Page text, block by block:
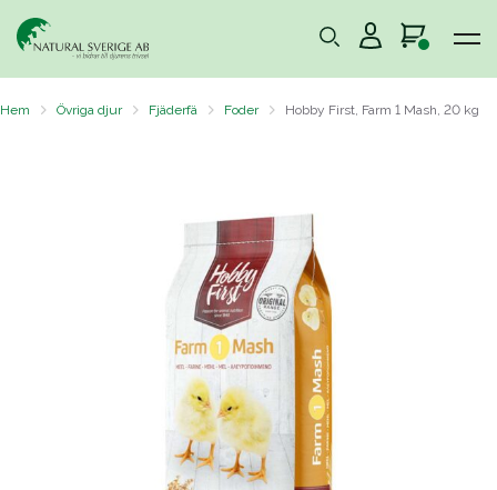
Hem Övriga djur Fjäderfä Foder Hobby First, Farm 1 Mash, 20 kg